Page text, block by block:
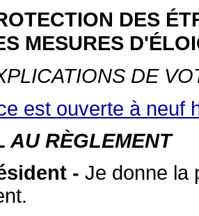
DES
MESURES
DE
est ouverte à neuf
AU RÈGLEMENT
- Je donne la